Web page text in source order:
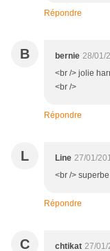
Répondre
B bernie 28/01/
<br /> jolie
<br />
Répondre
L Line 27/01/
<br />
Répondre
C chtikat 27/01/